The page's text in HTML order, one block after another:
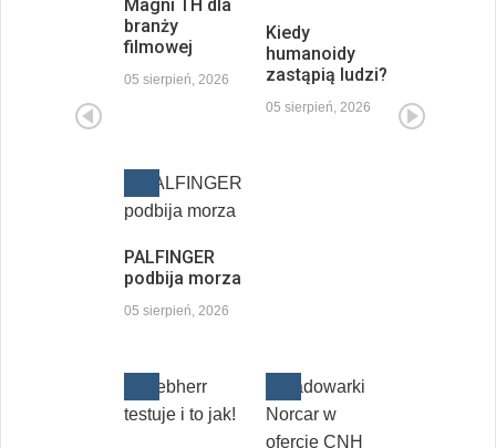
Magni TH dla
branży
filmowej
05 sierpień, 2026
Kiedy
humanoidy
zastąpią ludzi?
05 sierpień, 2026
PALFINGER
podbija morza
05 sierpień, 2026